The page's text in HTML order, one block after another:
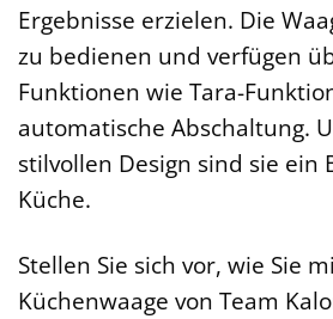
Ergebnisse erzielen. Die
zu bedienen und verfügen
Funktionen wie Tara-
automatische Abschaltung.
stilvollen Design sind sie ein
Küche.
Stellen Sie sich vor, wie Sie
Küchenwaage von Team